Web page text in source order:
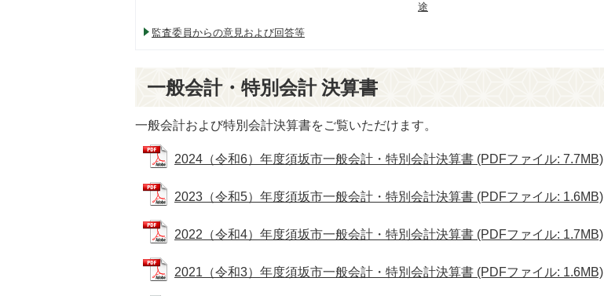
途
監査委員からの意見および回答等
一般会計・特別会計 決算書
一般会計および特別会計決算書をご覧いただけます。
2024（令和6）年度須坂市一般会計・特別会計決算書 (PDFファイル: 7.7MB)
2023（令和5）年度須坂市一般会計・特別会計決算書 (PDFファイル: 1.6MB)
2022（令和4）年度須坂市一般会計・特別会計決算書 (PDFファイル: 1.7MB)
2021（令和3）年度須坂市一般会計・特別会計決算書 (PDFファイル: 1.6MB)